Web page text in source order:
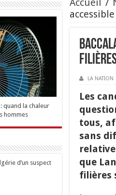
Accueil /
LA NATION
Les
tous,
sans
que
filières
quand la chaleur
hommes
d’un suspect